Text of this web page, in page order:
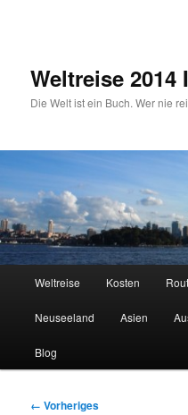
Weltreise 2014
Die Welt ist ein Buch. Wer nie
Weltreise Kosten
Neuseeland Asien
Blog
Bilder-
← Vorheriges